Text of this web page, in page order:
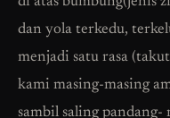
dan yola terkedu,
menjadi satu rasa
kami masing-masing
sambil saling pandang-